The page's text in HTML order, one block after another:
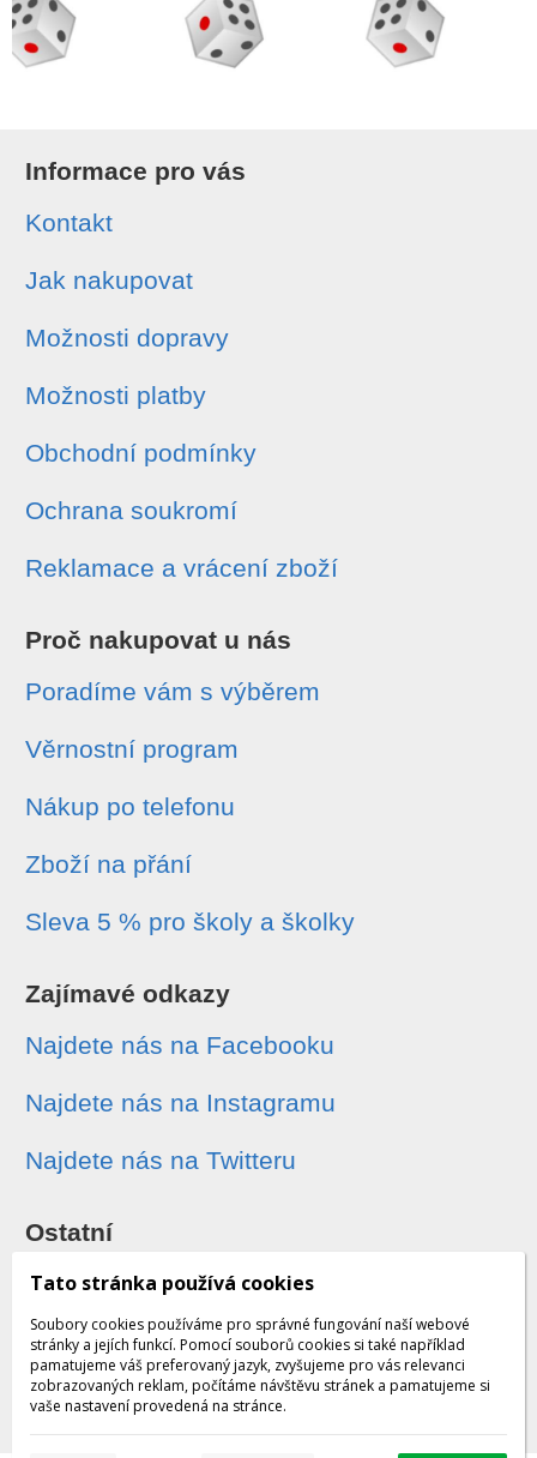
Informace pro vás
Kontakt
Jak nakupovat
Možnosti dopravy
Možnosti platby
Obchodní podmínky
Ochrana soukromí
Reklamace a vrácení zboží
Proč nakupovat u nás
Poradíme vám s výběrem
Věrnostní program
Nákup po telefonu
Zboží na přání
Sleva 5 % pro školy a školky
Zajímavé odkazy
Najdete nás na Facebooku
Najdete nás na Instagramu
Najdete nás na Twitteru
Ostatní
Sledování zásilek
Dárkové poukazy
Obchodní podmínky - archiv
Tato stránka používá cookies
Soubory cookies používáme pro správné fungování naší webové
stránky a jejích funkcí. Pomocí souborů cookies si také například
pamatujeme váš preferovaný jazyk, zvyšujeme pro vás relevanci
zobrazovaných reklam, počítáme návštěvu stránek a pamatujeme si
vaše nastavení provedená na stránce.